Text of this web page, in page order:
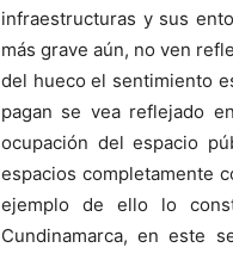
infraestructuras y sus
más grave aún, no ven
del hueco el sentimiento
pagan se vea reflejado
ocupación del espacio
espacios completamente
ejemplo de ello lo
Cundinamarca, en este